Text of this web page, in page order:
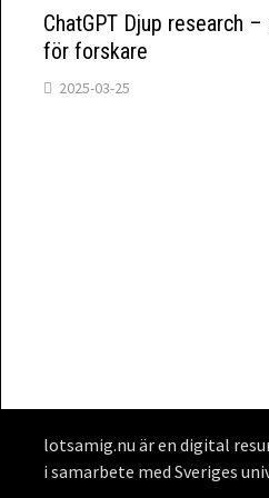
ChatGPT Djup research
för forskare
2025-03-25
lotsamig.nu är en digital
i samarbete med Sveriges